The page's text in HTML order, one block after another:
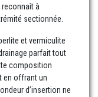
reconnaît à
sectionnée.
et vermiculite
parfait tout
composition
en offrant un
d’insertion ne